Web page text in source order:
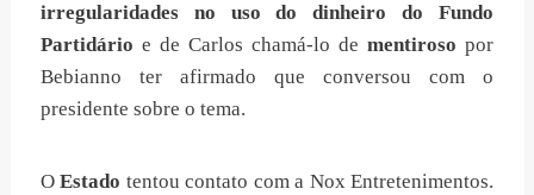
irregularidades no uso do dinheiro do Fundo
Partidário e de Carlos chamá-lo de mentiroso por
Bebianno ter afirmado que conversou com o
presidente sobre o tema.
OEstado tentou contato com a Nox Entretenimentos.